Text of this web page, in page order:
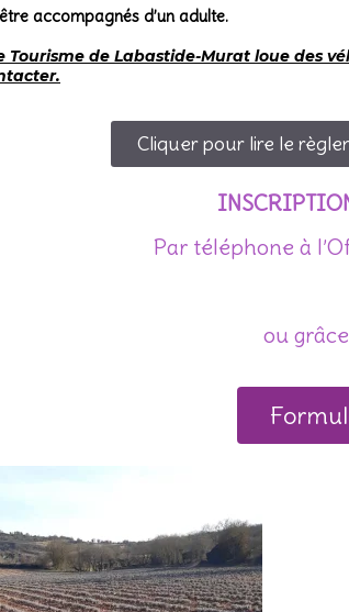
accompagnés d’un adulte.
Tourisme de Labastide-Murat loue des
Cliquer pour lire le
Par téléphone à
ou